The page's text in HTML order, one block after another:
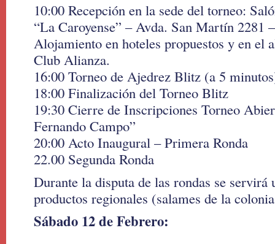
10:00 Recepción en la sede del torneo:
“La Caroyense” – Avda. San Martín 2281
Alojamiento en hoteles propuestos y en el
Club Alianza.
16:00 Torneo de Ajedrez Blitz (a 5
18:00 Finalización del Torneo Blitz
19:30 Cierre de Inscripciones Torneo
Fernando Campo”
20:00 Acto Inaugural – Primera Ronda
22.00 Segunda Ronda
Durante la disputa de las rondas se
productos regionales (salames de la
Sábado 12 de Febrero: